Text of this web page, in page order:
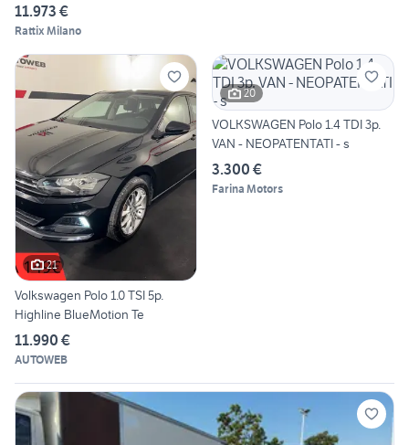
11.973 €
Rattix Milano
21
Volkswagen Polo 1.0 TSI 5p.
Highline BlueMotion Te
11.990 €
AUTOWEB
20
VOLKSWAGEN Polo 1.4 TDI 3p.
VAN - NEOPATENTATI - s
3.300 €
Farina Motors